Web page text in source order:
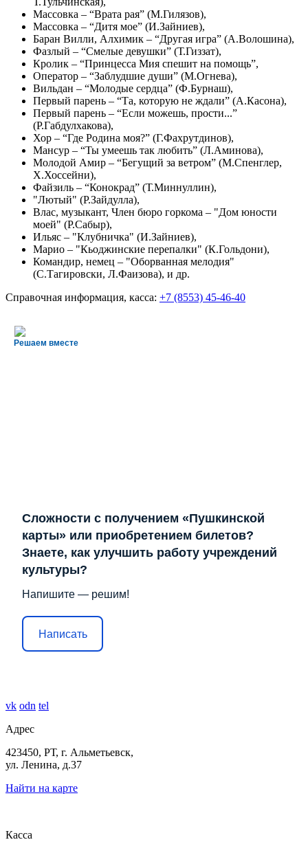
Массовка – “Врата рая” (М.Гилязов),
Массовка – “Дитя мое” (И.Зайниев),
Баран Вилли, Алхимик – “Другая игра” (А.Волошина),
Фазлый – “Смелые девушки” (Т.Гиззат),
Кролик – “Принцесса Мия спешит на помощь”,
Оператор – “Заблудшие души” (М.Огнева),
Вильдан – “Молодые сердца” (Ф.Бурнаш),
Первый парень – “Та, которую не ждали” (А.Касона),
Первый парень – “Если можешь, прости...”
(Р.Габдулхакова),
Хор – “Где Родина моя?” (Г.Фахрутдинов),
Мансур – “Ты умеешь так любить” (Л.Аминова),
Молодой Амир – “Бегущий за ветром” (М.Спенглер,
Х.Хоссейни),
Файзиль – “Конокрад” (Т.Миннуллин),
"Лютый" (Р.Зайдулла),
Влас, музыкант, Член бюро горкома – "Дом юности
моей" (Р.Сабыр),
Ильяс – "Клубничка" (И.Зайниев),
Марио – "Кьоджинские перепалки" (К.Гольдони),
Командир, немец – "Оборванная мелодия"
(С.Тагировски, Л.Фаизова), и др.
Справочная информация, касса: +7 (8553) 45-46-40
Решаем вместе
Сложности с получением «Пушкинской
карты» или приобретением билетов?
Знаете, как улучшить работу учреждений
культуры?
Напишите — решим!
Написать
vk odn tel
Адрес
423450, РТ, г. Альметьевск,
ул. Ленина, д.37
Найти на карте
Касса